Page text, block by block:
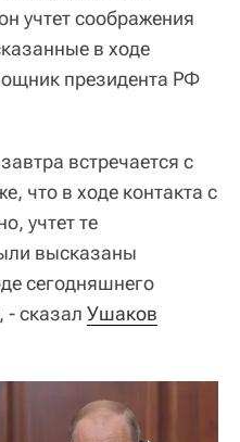
учтет соображения
в ходе
президента РФ
встречается с
что в ходе контакта с
учтет те
высказаны
сегодняшнего
- сказал Ушаков